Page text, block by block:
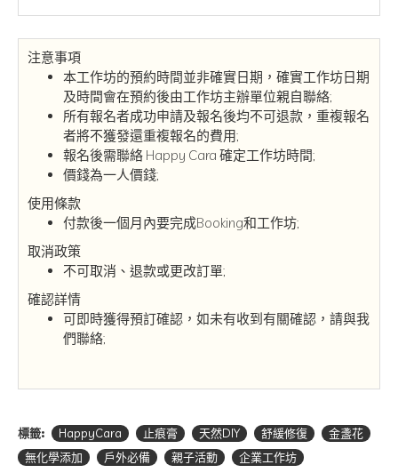
注意事項
本工作坊的預約時間並非確實日期，確實工作坊日期
及時間會在預約後由工作坊主辦單位親自聯絡;
所有報名者成功申請及報名後均不可退款，重複報名
者將不獲發還重複報名的費用;
報名後需聯絡 Happy Cara 確定工作坊時間;
價錢為一人價錢;
使用條款
付款後一個月內要完成Booking和工作坊;
取消政策
不可取消、退款或更改訂單;
確認詳情
可即時獲得預訂確認，如未有收到有關確認，請與我
們聯絡;
標籤: HappyCara 止痕膏 天然DIY 舒緩修復
金盞花
無化學添加
戶外必備 親子活動
企業工作坊